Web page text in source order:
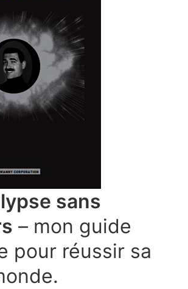
sans
– mon guide
pour réussir sa